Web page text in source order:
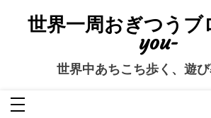
世界一周おぎつう
you-
世界中あちこち歩く、遊び